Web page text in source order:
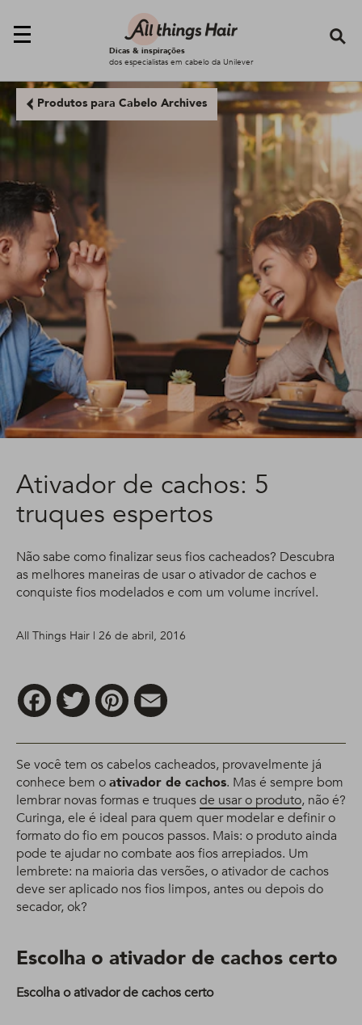
Dicas & inspirações
dos especialistas em cabelo da Unilever
Produtos para Cabelo Archives
Ativador de cachos: 5
truques espertos
Não sabe como finalizar seus fios cacheados? Descubra
as melhores maneiras de usar o ativador de cachos e
conquiste fios modelados e com um volume incrível.
All Things Hair | 26 de abril, 2016
FacebookTwitter Pinterest
Se você tem os cabelos cacheados, provavelmente já
conhece bem oativador de cachos. Mas é sempre bom
lembrar novas formas e truquesde usar o produto, não é?
Curinga, ele é ideal para quem quer modelar e definir o
formato do fio em poucos passos. Mais: o produto ainda
pode te ajudar no combate aos fios arrepiados. Um
lembrete: na maioria das versões, o ativador de cachos
deve ser aplicado nos fios limpos, antes ou depois do
secador, ok?
Escolha o ativador de cachos certo
Escolha o ativador de cachos certo